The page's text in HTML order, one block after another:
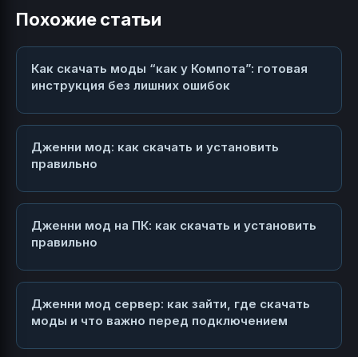
Похожие статьи
Как скачать моды “как у Компота”: готовая
инструкция без лишних ошибок
Дженни мод: как скачать и установить
правильно
Дженни мод на ПК: как скачать и установить
правильно
Дженни мод сервер: как зайти, где скачать
моды и что важно перед подключением